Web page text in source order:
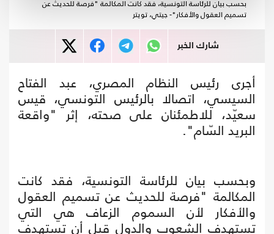
بحسب بيان للرئاسة التونسية، فقد كانت المكالمة "فرصة للحديث عن
تسميم العقول والأفكار"- جيتي، تويتر
شارك الخبر
أجرى رئيس النظام المصري، عبد الفتاح
السيسي، اتصالا بالرئيس التونسي، قيس
سعيّد، للاطمئنان على صحته، إثر "واقعة
البريد السّام".
وبحسب بيان للرئاسة التونسية، فقد كانت
المكالمة "فرصة للحديث عن تسميم العقول
والأفكار لأن السموم الزعاف هي التي
تستهدف الشعوب والدول قبل أن تستهدف